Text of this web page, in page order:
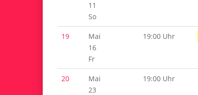
11
So
19
Mai
16
Fr
19:00 Uhr
20
Mai
23
19:00 Uhr